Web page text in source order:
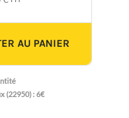
AU PANIER
(22950) : 6€